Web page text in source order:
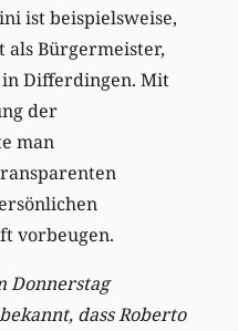
ist beispielsweise,
als Bürgermeister,
in Differdingen. Mit
der
man
vorbeugen.
Donnerstag
dass Roberto